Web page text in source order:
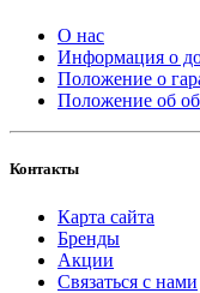
О нас
Информация о
Положение о
Положение об
Контакты
Карта сайта
Бренды
Акции
Связаться с нами